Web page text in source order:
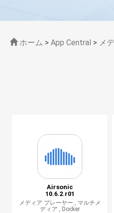
ホーム > App Central > メ
Airsonic
10.6.2.r01
メディア プレーヤー , マルチメ
ディア , Docker